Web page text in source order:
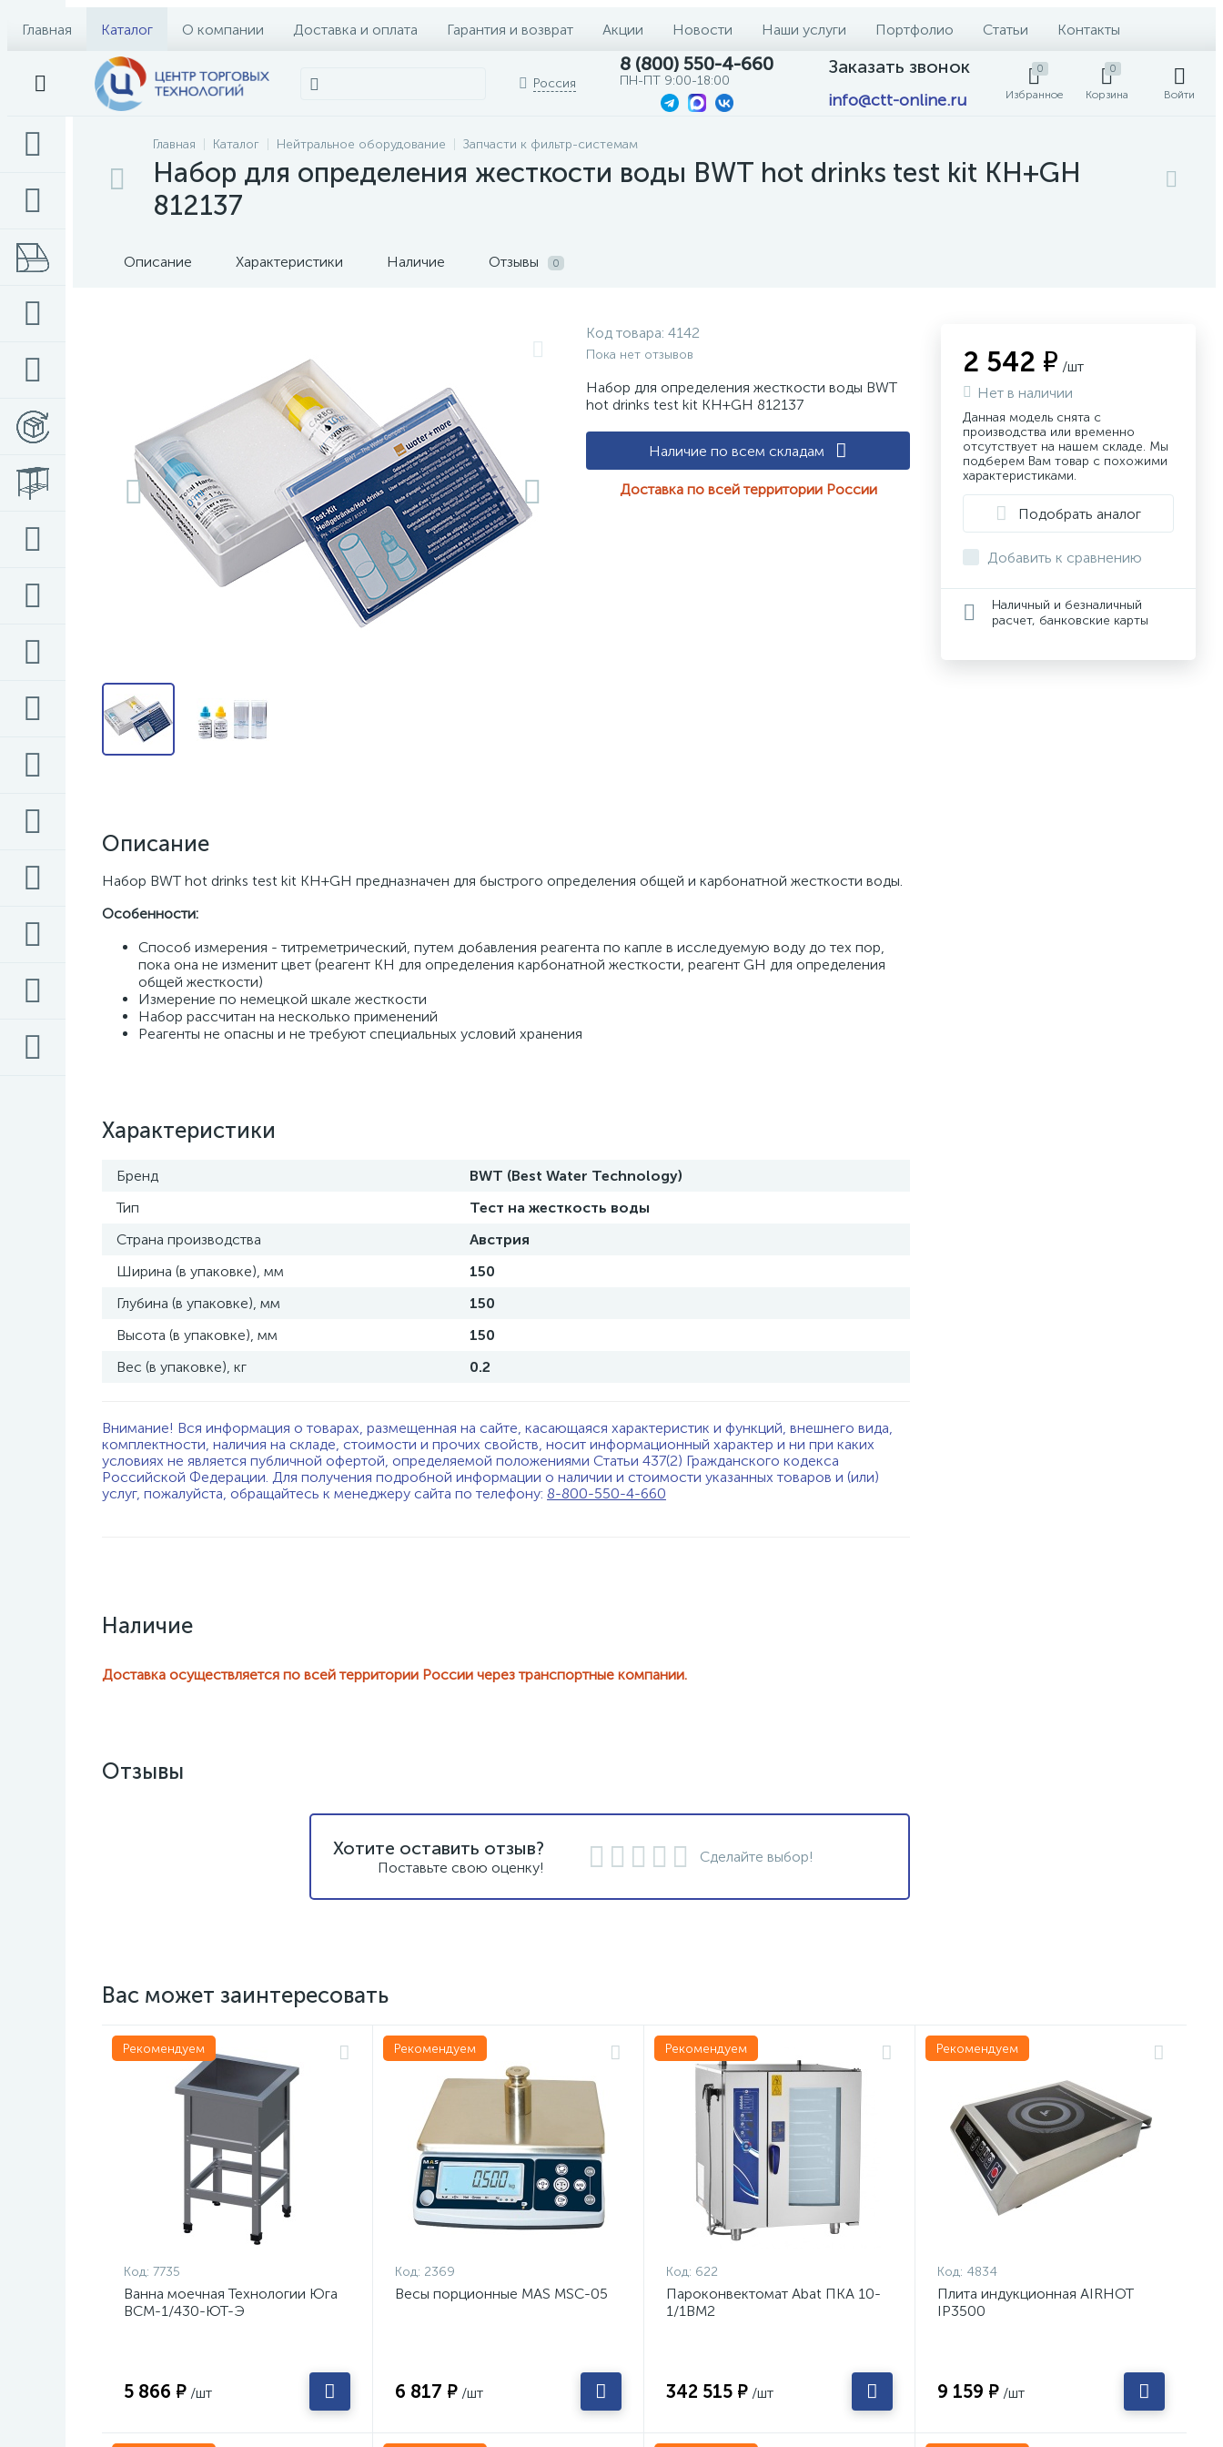
Главная Каталог О компании Доставка и оплата Гарантия и возврат Акции Новости Наши услуги Портфолио Статьи Контакты
Россия
8 (800) 550-4-660
ПН-ПТ 9:00-18:00
Заказать звонок
info@ctt-online.ru
0
Избранное
0
Корзина Войти
Главная Каталог Нейтральное оборудование Запчасти к фильтр-системам
Набор для определения жесткости воды BWT hot drinks test kit KH+GH
812137
Описание Характеристики Наличие Отзывы 0
Код товара: 4142
Пока нет отзывов
Набор для определения жесткости воды BWT
hot drinks test kit KH+GH 812137
Наличие по всем складам
Доставка по всей территории России
Описание
Набор BWT hot drinks test kit KH+GH предназначен для быстрого определения общей и карбонатной жесткости воды.
Особенности:
Способ измерения - титреметрический, путем добавления реагента по капле в исследуемую воду до тех пор,
пока она не изменит цвет (реагент KH для определения карбонатной жесткости, реагент GH для определения
общей жесткости)
Измерение по немецкой шкале жесткости
Набор рассчитан на несколько применений
Реагенты не опасны и не требуют специальных условий хранения
Характеристики
Бренд
BWT (Best Water Technology)
Тип
Тест на жесткость воды
Страна производства
Австрия
Ширина (в упаковке), мм
150
Глубина (в упаковке), мм
150
Высота (в упаковке), мм
150
Вес (в упаковке), кг
0.2
Внимание! Вся информация о товарах, размещенная на сайте, касающаяся характеристик и функций, внешнего вида,
комплектности, наличия на складе, стоимости и прочих свойств, носит информационный характер и ни при каких
условиях не является публичной офертой, определяемой положениями Статьи 437(2) Гражданского кодекса
Российской Федерации. Для получения подробной информации о наличии и стоимости указанных товаров и (или)
услуг, пожалуйста, обращайтесь к менеджеру сайта по телефону: 8-800-550-4-660
Наличие
Доставка осуществляется по всей территории России через транспортные компании.
2 542 ₽ /шт
Нет в наличии
Данная модель снята с
производства или временно
отсутствует на нашем складе. Мы
подберем Вам товар с похожими
характеристиками.
Подобрать аналог
Добавить к сравнению
Наличный и безналичный
расчет, банковские карты
Отзывы
Хотите оставить отзыв?
Поставьте свою оценку!
Сделайте выбор!
Вас может заинтересовать
Рекомендуем
Код: 7735
Ванна моечная Технологии Юга
ВСМ-1/430-ЮТ-Э
5 866 ₽ /шт
Рекомендуем
Код: 2369
Весы порционные MAS MSC-05
6 817 ₽ /шт
Рекомендуем
Код: 622
Пароконвектомат Abat ПКА 10-
1/1ВМ2
342 515 ₽ /шт
Рекомендуем
Код: 4834
Плита индукционная AIRHOT
IP3500
9 159 ₽ /шт